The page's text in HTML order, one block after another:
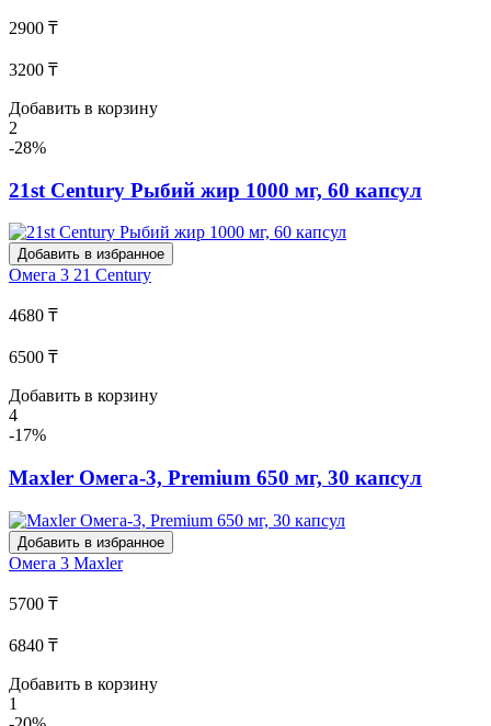
2900 ₸
3200 ₸
Добавить в корзину
2
-28%
21st Century Рыбий жир 1000 мг, 60 капсул
Добавить в избранное
Омега 3 21 Century
4680 ₸
6500 ₸
Добавить в корзину
4
-17%
Maxler Омега-3, Premium 650 мг, 30 капсул
Добавить в избранное
Омега 3 Maxler
5700 ₸
6840 ₸
Добавить в корзину
1